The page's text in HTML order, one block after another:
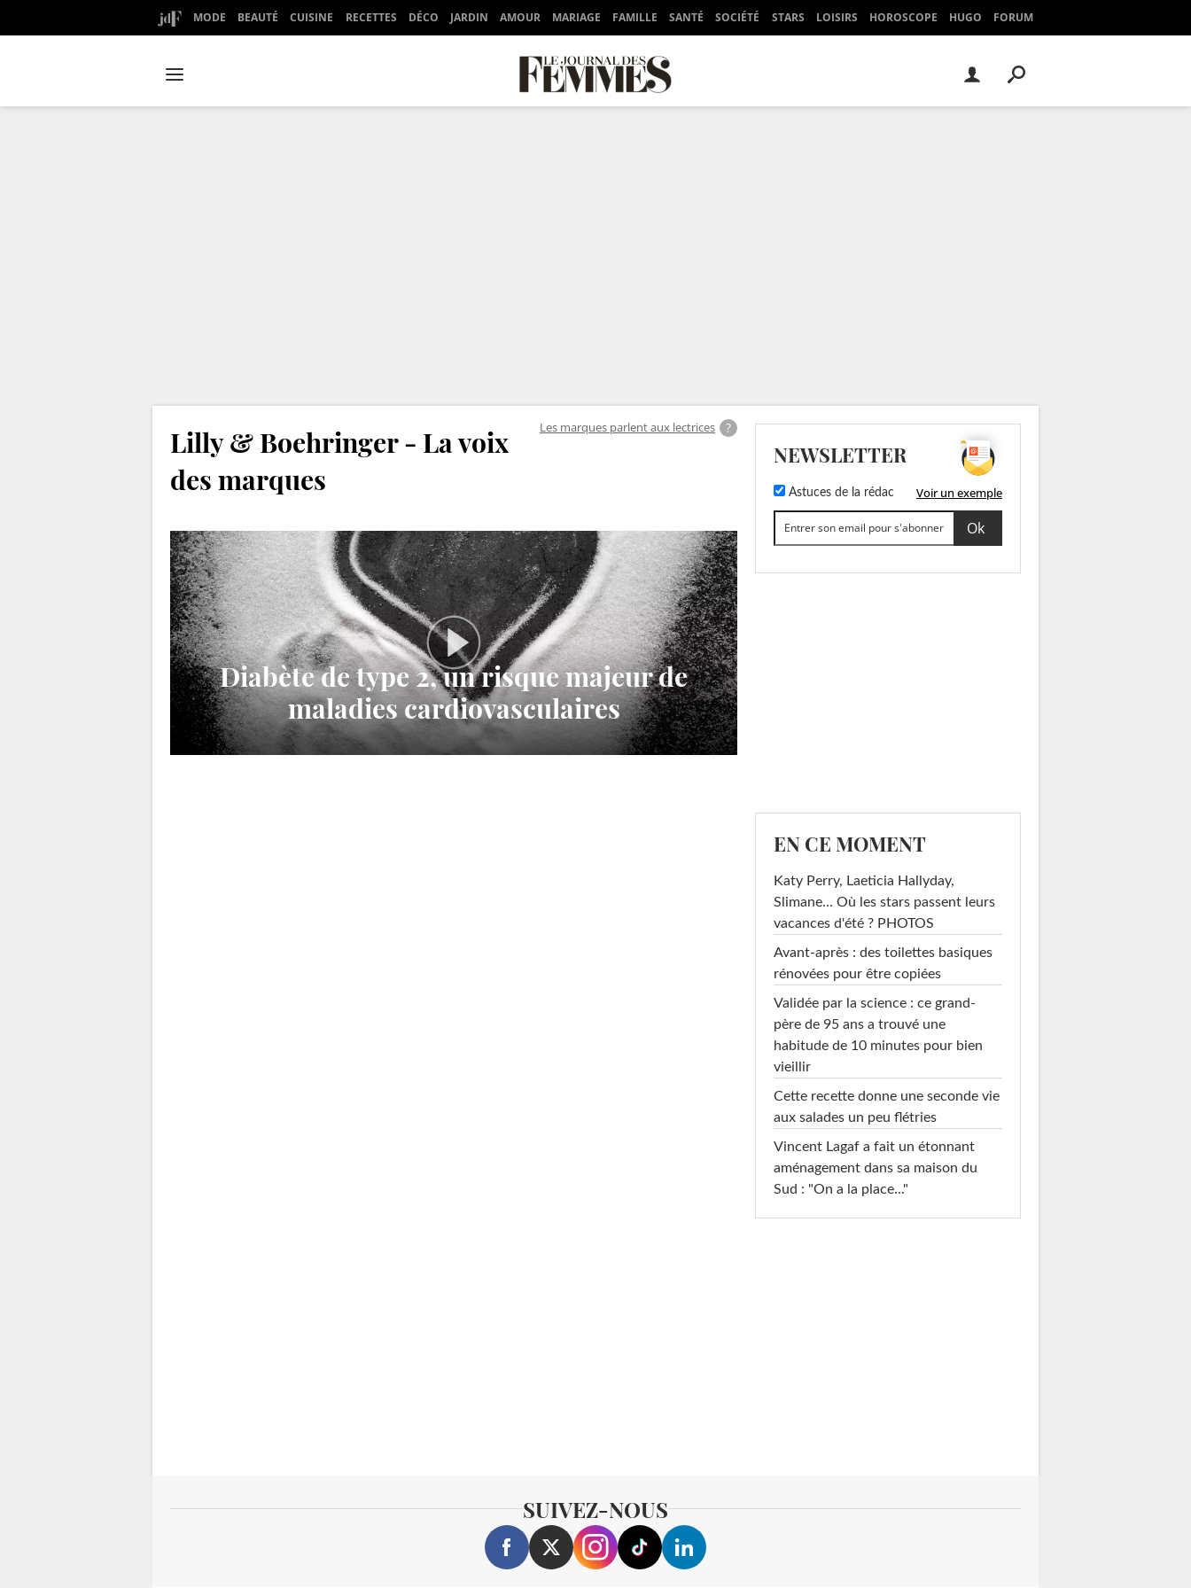
MODE BEAUTÉ CUISINE RECETTES DÉCO JARDIN AMOUR MARIAGE FAMILLE SANTÉ SOCIÉTÉ STARS LOISIRS HOROSCOPE HUGO FORUM
Les marques parlent aux lectrices
Lilly & Boehringer - La voix
des marques
Diabète de type 2, un risque majeur de
maladies cardiovasculaires
NEWSLETTER
Astuces de la rédac Voir un exemple
EN CE MOMENT
Katy Perry, Laeticia Hallyday,
Slimane... Où les stars passent leurs
vacances d'été ? PHOTOS
Avant-après : des toilettes basiques
rénovées pour être copiées
Validée par la science : ce grand-
père de 95 ans a trouvé une
habitude de 10 minutes pour bien
vieillir
Cette recette donne une seconde vie
aux salades un peu flétries
Vincent Lagaf a fait un étonnant
aménagement dans sa maison du
Sud : "On a la place..."
SUIVEZ-NOUS